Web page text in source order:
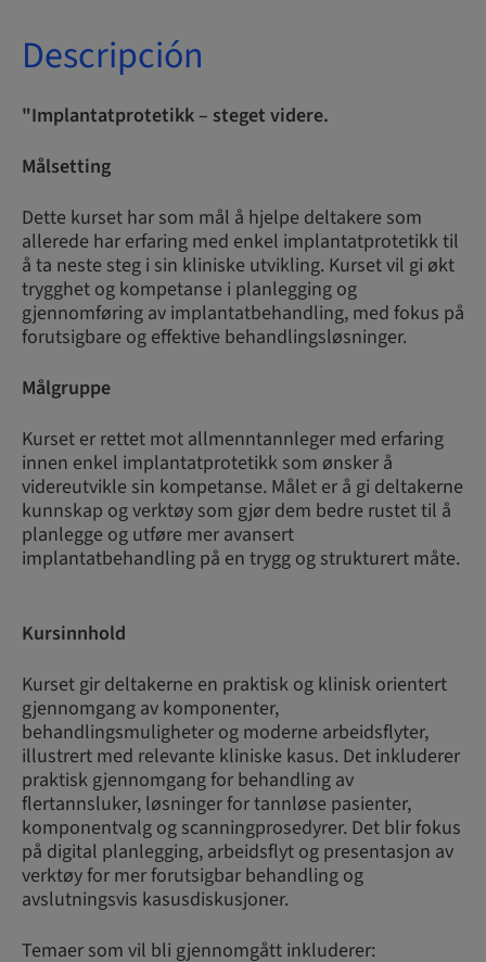
Descripción
"Implantatprotetikk – steget videre.
Målsetting
Dette kurset har som mål å hjelpe deltakere som
allerede har erfaring med enkel implantatprotetikk til
å ta neste steg i sin kliniske utvikling. Kurset vil gi økt
trygghet og kompetanse i planlegging og
gjennomføring av implantatbehandling, med fokus på
forutsigbare og effektive behandlingsløsninger.
Målgruppe
Kurset er rettet mot allmenntannleger med erfaring
innen enkel implantatprotetikk som ønsker å
videreutvikle sin kompetanse. Målet er å gi deltakerne
kunnskap og verktøy som gjør dem bedre rustet til å
planlegge og utføre mer avansert
implantatbehandling på en trygg og strukturert måte.
Kursinnhold
Kurset gir deltakerne en praktisk og klinisk orientert
gjennomgang av komponenter,
behandlingsmuligheter og moderne arbeidsflyter,
illustrert med relevante kliniske kasus. Det inkluderer
praktisk gjennomgang for behandling av
flertannsluker, løsninger for tannløse pasienter,
komponentvalg og scanningprosedyrer. Det blir fokus
på digital planlegging, arbeidsflyt og presentasjon av
verktøy for mer forutsigbar behandling og
avslutningsvis kasusdiskusjoner.
Temaer som vil bli gjennomgått inkluderer: